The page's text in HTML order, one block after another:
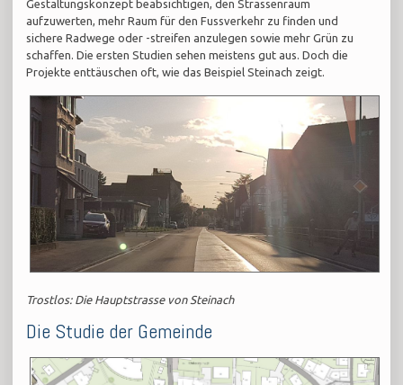
Gestaltungskonzept beabsichtigen, den Strassenraum
aufzuwerten, mehr Raum für den Fussverkehr zu finden und
sichere Radwege oder -streifen anzulegen sowie mehr Grün zu
schaffen. Die ersten Studien sehen meistens gut aus. Doch die
Projekte enttäuschen oft, wie das Beispiel Steinach zeigt.
Trostlos: Die Hauptstrasse von Steinach
Die Studie der Gemeinde